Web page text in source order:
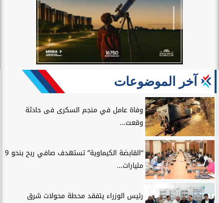
آخر الموضوعات
وفاة عامل في منجم السكرى فى حادثة
وقعت...
“القابضة الكيماوية” تستهدف صافي ربح بنحو 9
مليارات...
رئيس الوزراء يتفقد محطة محولات شرق